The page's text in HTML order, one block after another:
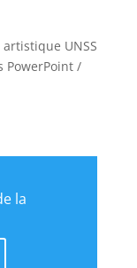
UNSS
PowerPoint /
la